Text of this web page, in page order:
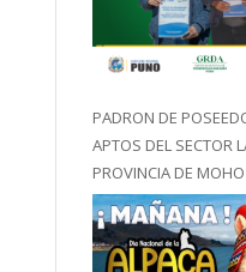
PADRON DE
APTOS DEL SECTOR
PROVINCIA DE MOHO